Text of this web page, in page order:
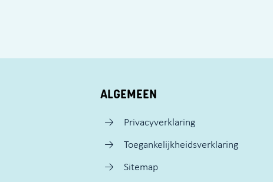
ALGEMEEN
Privacyverklaring
Toegankelijkheidsverklaring
Sitemap